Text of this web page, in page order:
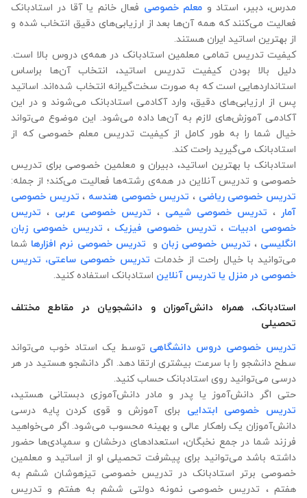
مدرس، دبیر، استاد و معلم خصوصی فعال خانم یا آقا در استادبانک
فعالیت می‌کنند که همه آن‌ها بعد از ارزیابی‌های دقیق انتخاب شده‌ و
از بهترین اساتید ایران هستند.
کیفیت تدریس تمامی معلمین استادبانک در همه‌ی دروس بالا است.
دلیل بالا بودن کیفیت تدریس اساتید، انتخاب آن‌ها براساس
استانداردهایی است که به صورت سخت‌گیرانه انتخاب شده‌اند. اساتید
پس از ارزیابی‌های دقیق، وارد آکادمی استادبانک می‌شوند و در این
آکادمی آموزش‌های لازم به آن‌ها داده می‌شود. این موضوع می‌تواند
خیال شما را به طور کامل از کیفیت تدریس معلم خصوصی که از
استادبانک می‌گیرید راحت کند.
استادبانک با بهترین اساتید، دبیران و معلمین خصوصی برای تدریس
خصوصی و تدریس آنلاین در همه‌ی رشته‌ها فعالیت می‌کند؛ از جمله:
تدریس خصوصی ریاضی ، تدریس خصوصی هندسه ، تدریس خصوصی
آمار ، تدریس خصوصی شیمی ، تدریس خصوصی عربی ، تدریس
خصوصی ادبیات ، تدریس خصوصی فیزیک ، تدریس خصوصی زبان
انگلیسی، تدریس خصوصی زبان و تدریس خصوصی نرم افزارها شما
می‌توانید با خیال راحت از خدمات تدریس خصوصی ساعتی، تدریس
خصوصی در منزل یا تدریس آنلاین استادبانک استفاده کنید.
استادبانک، همراه دانش‌آموزان و دانشجویان در مقاطع مختلف
تحصیلی
تدریس خصوصی دروس دانشگاهیتوسط یک استاد خوب می‌تواند
سطح دانشجو را با سرعت بیشتری ارتقا دهد. اگر دانشجو هستید در هر
درسی می‌توانید روی استادبانک حساب کنید.
حتی اگر دانش‌آموز یا پدر و مادر دانش‌آموزی دبستانی هستید،
تدریس خصوصی ابتدایی برای آموزش و قوی کردن پایه درسی
دانش‌آموزان یک راهکار عالی و بهینه محسوب می‌شود. اگر می‌خواهید
فرزند شما در جمع نخبگان، استعدادهای درخشان و سمپادی‌ها حضور
داشته باشد می‌توانید برای پیشرفت تحصیلی او از اساتید و معلمین
خصوصی برتر استادبانک در تدریس خصوصی تیزهوشان ششم به
هفتم ، تدریس خصوصی نمونه دولتی ششم به هفتم و تدریس